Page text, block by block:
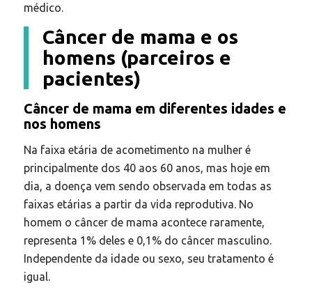
médico.
Câncer de mama e os
homens (parceiros e
pacientes)
Câncer de mama em diferentes idades e
nos homens
Na faixa etária de acometimento na mulher é
principalmente dos 40 aos 60 anos, mas hoje em
dia, a doença vem sendo observada em todas as
faixas etárias a partir da vida reprodutiva. No
homem o câncer de mama acontece raramente,
representa 1% deles e 0,1% do câncer masculino.
Independente da idade ou sexo, seu tratamento é
igual.